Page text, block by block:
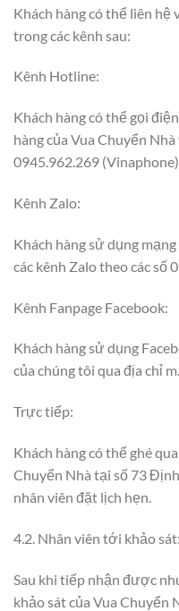
Khách hàng có thể liên
trong các kênh sau:
Kênh Hotline:
Khách hàng có thể gọi
hàng của Vua Chuyển
0945.962.269
Kênh Zalo:
Khách hàng sử dụng
các kênh Zalo theo các số
Kênh Fanpage Facebook:
Khách hàng sử dụng
của chúng tôi qua địa chỉ
Trực tiếp:
Khách hàng có thể ghé
Chuyển Nhà tại số 73
nhân viên đặt lịch hẹn.
4.2. Nhân viên tới khảo sát:
Sau khi tiếp nhận được
khảo sát của Vua Chuyển